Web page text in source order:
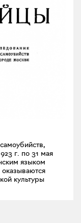
г. по 31 мая
языком
культуры